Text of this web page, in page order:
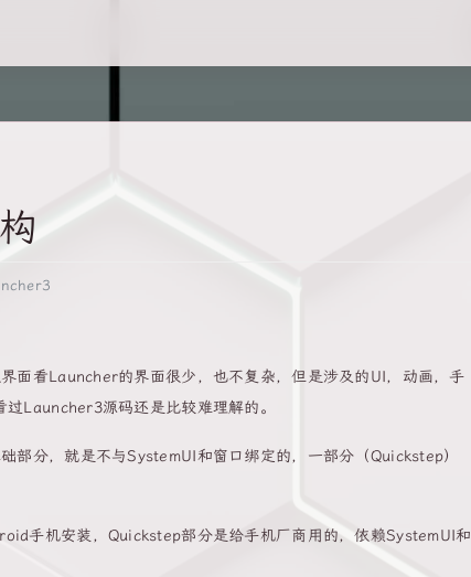
面看Launcher的界面很少，也不复杂，但是涉及的UI，动画，手
Launcher3源码还是比较难理解的。
部分，就是不与SystemUI和窗口绑定的，一部分（Quickstep）
手机安装，Quickstep部分是给手机厂商用的，依赖SystemUI和